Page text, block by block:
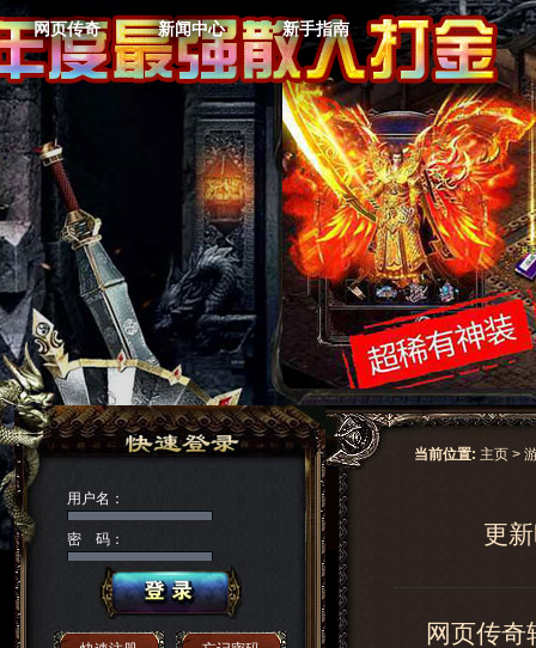
网页传奇 新闻中心 新手指南
当前位置: 主页 >
更
网页传
用户名：
密 码：